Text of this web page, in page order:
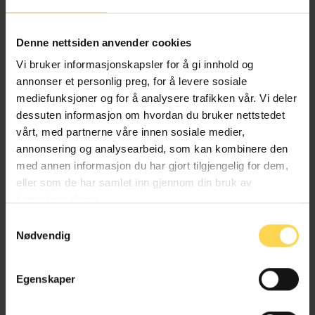
Denne nettsiden anvender cookies
Vi bruker informasjonskapsler for å gi innhold og
annonser et personlig preg, for å levere sosiale
mediefunksjoner og for å analysere trafikken vår. Vi deler
dessuten informasjon om hvordan du bruker nettstedet
vårt, med partnerne våre innen sosiale medier,
annonsering og analysearbeid, som kan kombinere den
med annen informasjon du har gjort tilgjengelig for dem,
eller som de har samlet inn gjennom din bruk av
Nødvendig
Egenskaper
Helse- og omsorgsrett
Angrerettloven
EU/EØS-rett
Forbruker-, kjøps- og konkurranserett